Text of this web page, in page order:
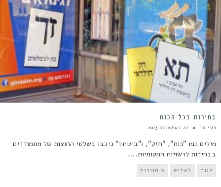
בחירות בכל הכוח
רוני בר 22 באוקטובר 2013
מילים כמו "כוח", "חזק", ו"ביטחון" כיכבו בשלטי החוצות של מתמודדים
בבחירות לרשויות המקומיות....
לגור לשלוט 0 תגובות